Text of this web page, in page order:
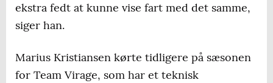
ekstra fedt at kunne vise fart med det samme,
siger han.
Marius Kristiansen kørte tidligere på sæsonen
for Team Virage, som har et teknisk